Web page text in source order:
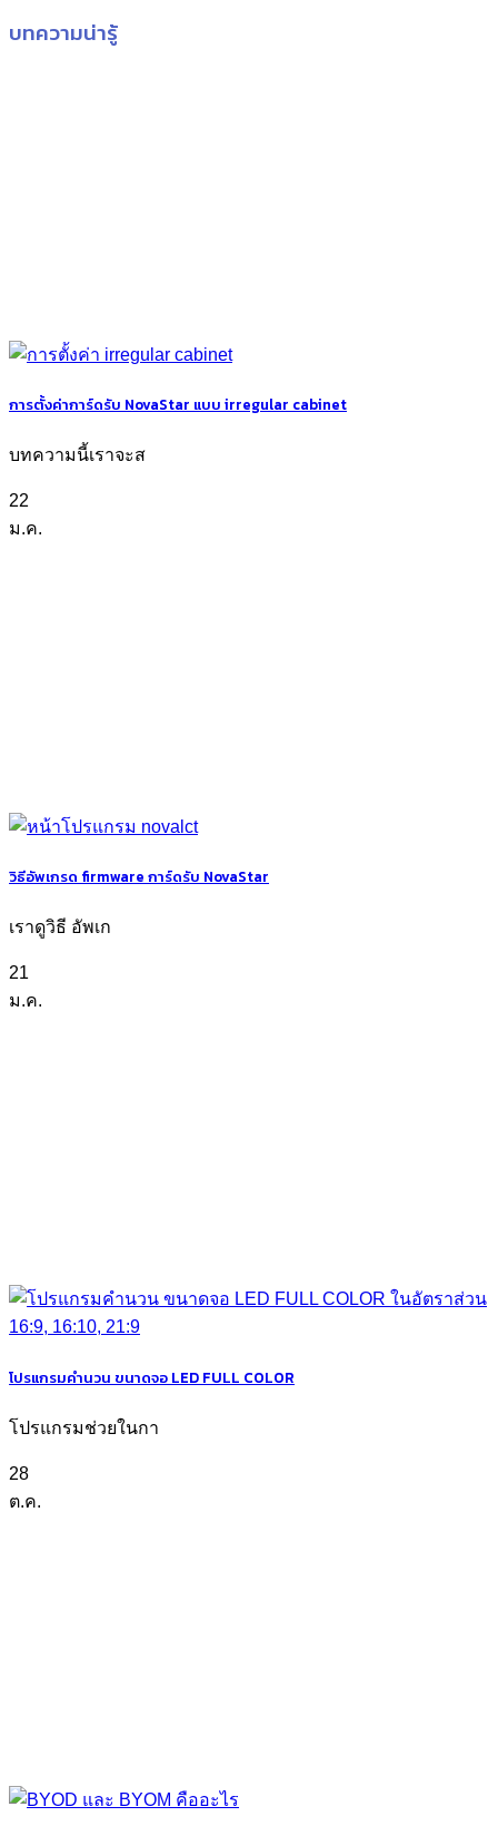
บทความน่ารู้
การตั้งค่าการ์ดรับ NovaStar แบบ irregular cabinet
บทความนี้เราจะส
22
ม.ค.
วิธีอัพเกรด firmware การ์ดรับ NovaStar
เราดูวิธี อัพเก
21
ม.ค.
โปรแกรมคำนวน ขนาดจอ LED FULL COLOR
โปรแกรมช่วยในกา
28
ต.ค.